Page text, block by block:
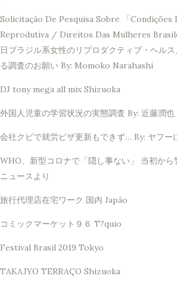
Solicitação De Pesquisa Sobre 「Condições
Reprodutiva / Direitos Das Mulheres
日ブラジル系女性のリプロダクティブ・ヘル
る調査のお願い By: Momoko Narahashi
DJ tony mega all mix Shizuoka
外国人児童の学習状況の実態調査 By: 近藤潤也
会社クビで就労ビザ更新もできず… By: ヤフー
WHO、新型コロナで「隠し事ない」 当初から
ニュースより
旅行代理店在宅ワーク 国内 Japão
コミックマーケット９６ T?quio
Festival Brasil 2019 Tokyo
TAKAJYO TERRAÇO Shizuoka